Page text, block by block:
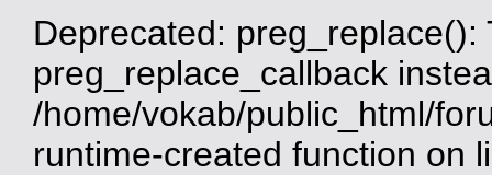
Deprecated:
preg_replace_callback
/home/vokab/public_html/
runtime-created function on